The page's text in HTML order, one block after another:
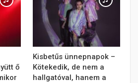
ő
Kisbetűs ünnepnapok –
Kötekedik, de nem a
hallgatóval, hanem a